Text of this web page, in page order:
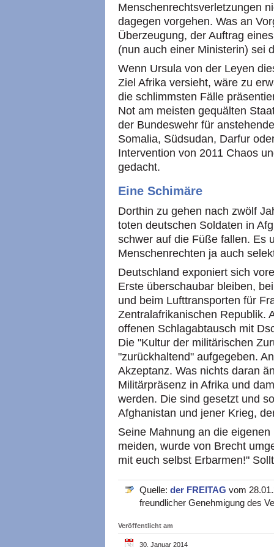
Menschenrechtsverletzungen
dagegen vorgehen. Was an
Überzeugung, der Auftrag
(nun auch einer Ministerin) sei
Wenn Ursula von der Leyen
Ziel Afrika versieht, wäre zu
die schlimmsten Fälle
Not am meisten gequälten
der Bundeswehr für
Somalia, Südsudan, Darfur
Intervention von 2011 Chaos
gedacht.
Eine Schimäre
Dorthin zu gehen nach zwölf
toten deutschen Soldaten in
schwer auf die Füße fallen. Es
Menschenrechten ja auch
Deutschland exponiert sich
Erste überschaubar bleiben,
und beim Lufttransporten für
Zentralafrikanischen Republik.
offenen Schlagabtausch mit
Die "Kultur der militärischen
"zurückhaltend" aufgegeben.
Akzeptanz. Was nichts daran
Militärpräsenz in Afrika und
werden. Die sind gesetzt und
Afghanistan und jener Krieg,
Seine Mahnung an die
meiden, wurde von Brecht
mit euch selbst Erbarmen!"
Quelle: der FREITAG vom
freundlicher Genehmigung des
Veröffentlicht am
30. Januar 2014